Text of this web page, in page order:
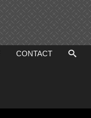
CONTACT